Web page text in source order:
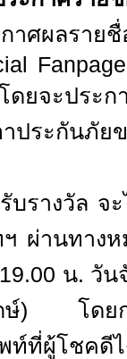
าศผลราย
ดยจะประ
ประกันภัย
บรางวัล จ
ผ่านทาง
น. วัน
ษ์) โดยก
ท์ที่ผู้โชคดี